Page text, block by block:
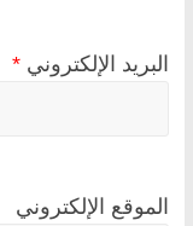
البريد الإلكتروني *
الموقع الإلكتروني